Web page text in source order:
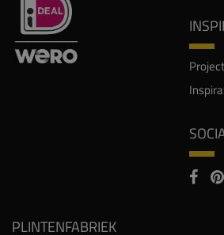
PLINTENFABRIEK